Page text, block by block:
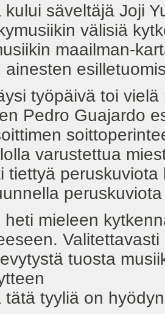
kului säveltäjä Joji
välisiä
maailman-
ainesten
työpäivä toi
Pedro Guajardo
varustettua
tiettyä
heti mieleen
tuosta
tätä tyyliä on